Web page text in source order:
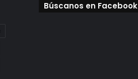
Búscanos en Facebook